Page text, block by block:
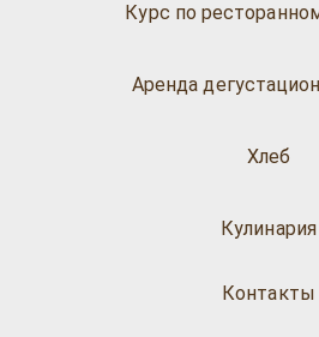
Курс по
Аренда
Хлеб
Кулинария
Контакты